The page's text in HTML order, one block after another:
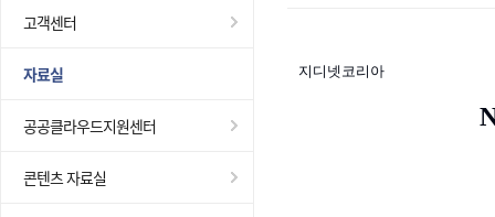
고객센터
자료실
공공클라우드지원센터
콘텐츠 자료실
지디넷코리아